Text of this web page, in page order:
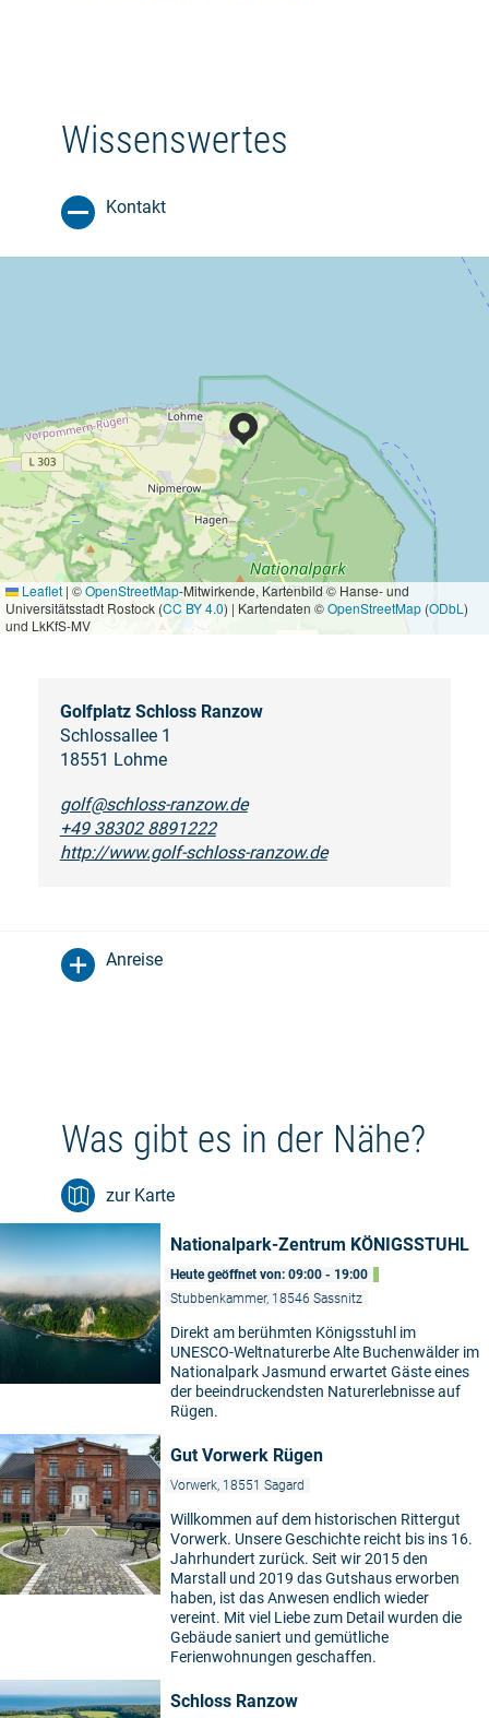
Wissenswertes
Kontakt
Leaflet | ©OpenStreetMap-Mitwirkende, Kartenbild © Hanse- und
Universitätsstadt Rostock (CC BY 4.0) | Kartendaten ©OpenStreetMap (ODbL )
und LkKfS-MV
Golfplatz Schloss Ranzow
Schlossallee 1
18551 Lohme
golf@schloss-ranzow.de
+49 38302 8891222
http://www.golf-schloss-ranzow.de
Anreise
Was gibt es in der Nähe?
zur Karte
Nationalpark-Zentrum KÖNIGSSTUHL
Heute geöffnet von: 09:00 - 19:00
Stubbenkammer, 18546 Sassnitz
Direkt am berühmten Königsstuhl im
UNESCO-Weltnaturerbe Alte Buchenwälder im
Nationalpark Jasmund erwartet Gäste eines
der beeindruckendsten Naturerlebnisse auf
Rügen.
Gut Vorwerk Rügen
Vorwerk, 18551 Sagard
Willkommen auf dem historischen Rittergut
Vorwerk. Unsere Geschichte reicht bis ins 16.
Jahrhundert zurück. Seit wir 2015 den
Marstall und 2019 das Gutshaus erworben
haben, ist das Anwesen endlich wieder
vereint. Mit viel Liebe zum Detail wurden die
Gebäude saniert und gemütliche
Ferienwohnungen geschaffen.
Schloss Ranzow